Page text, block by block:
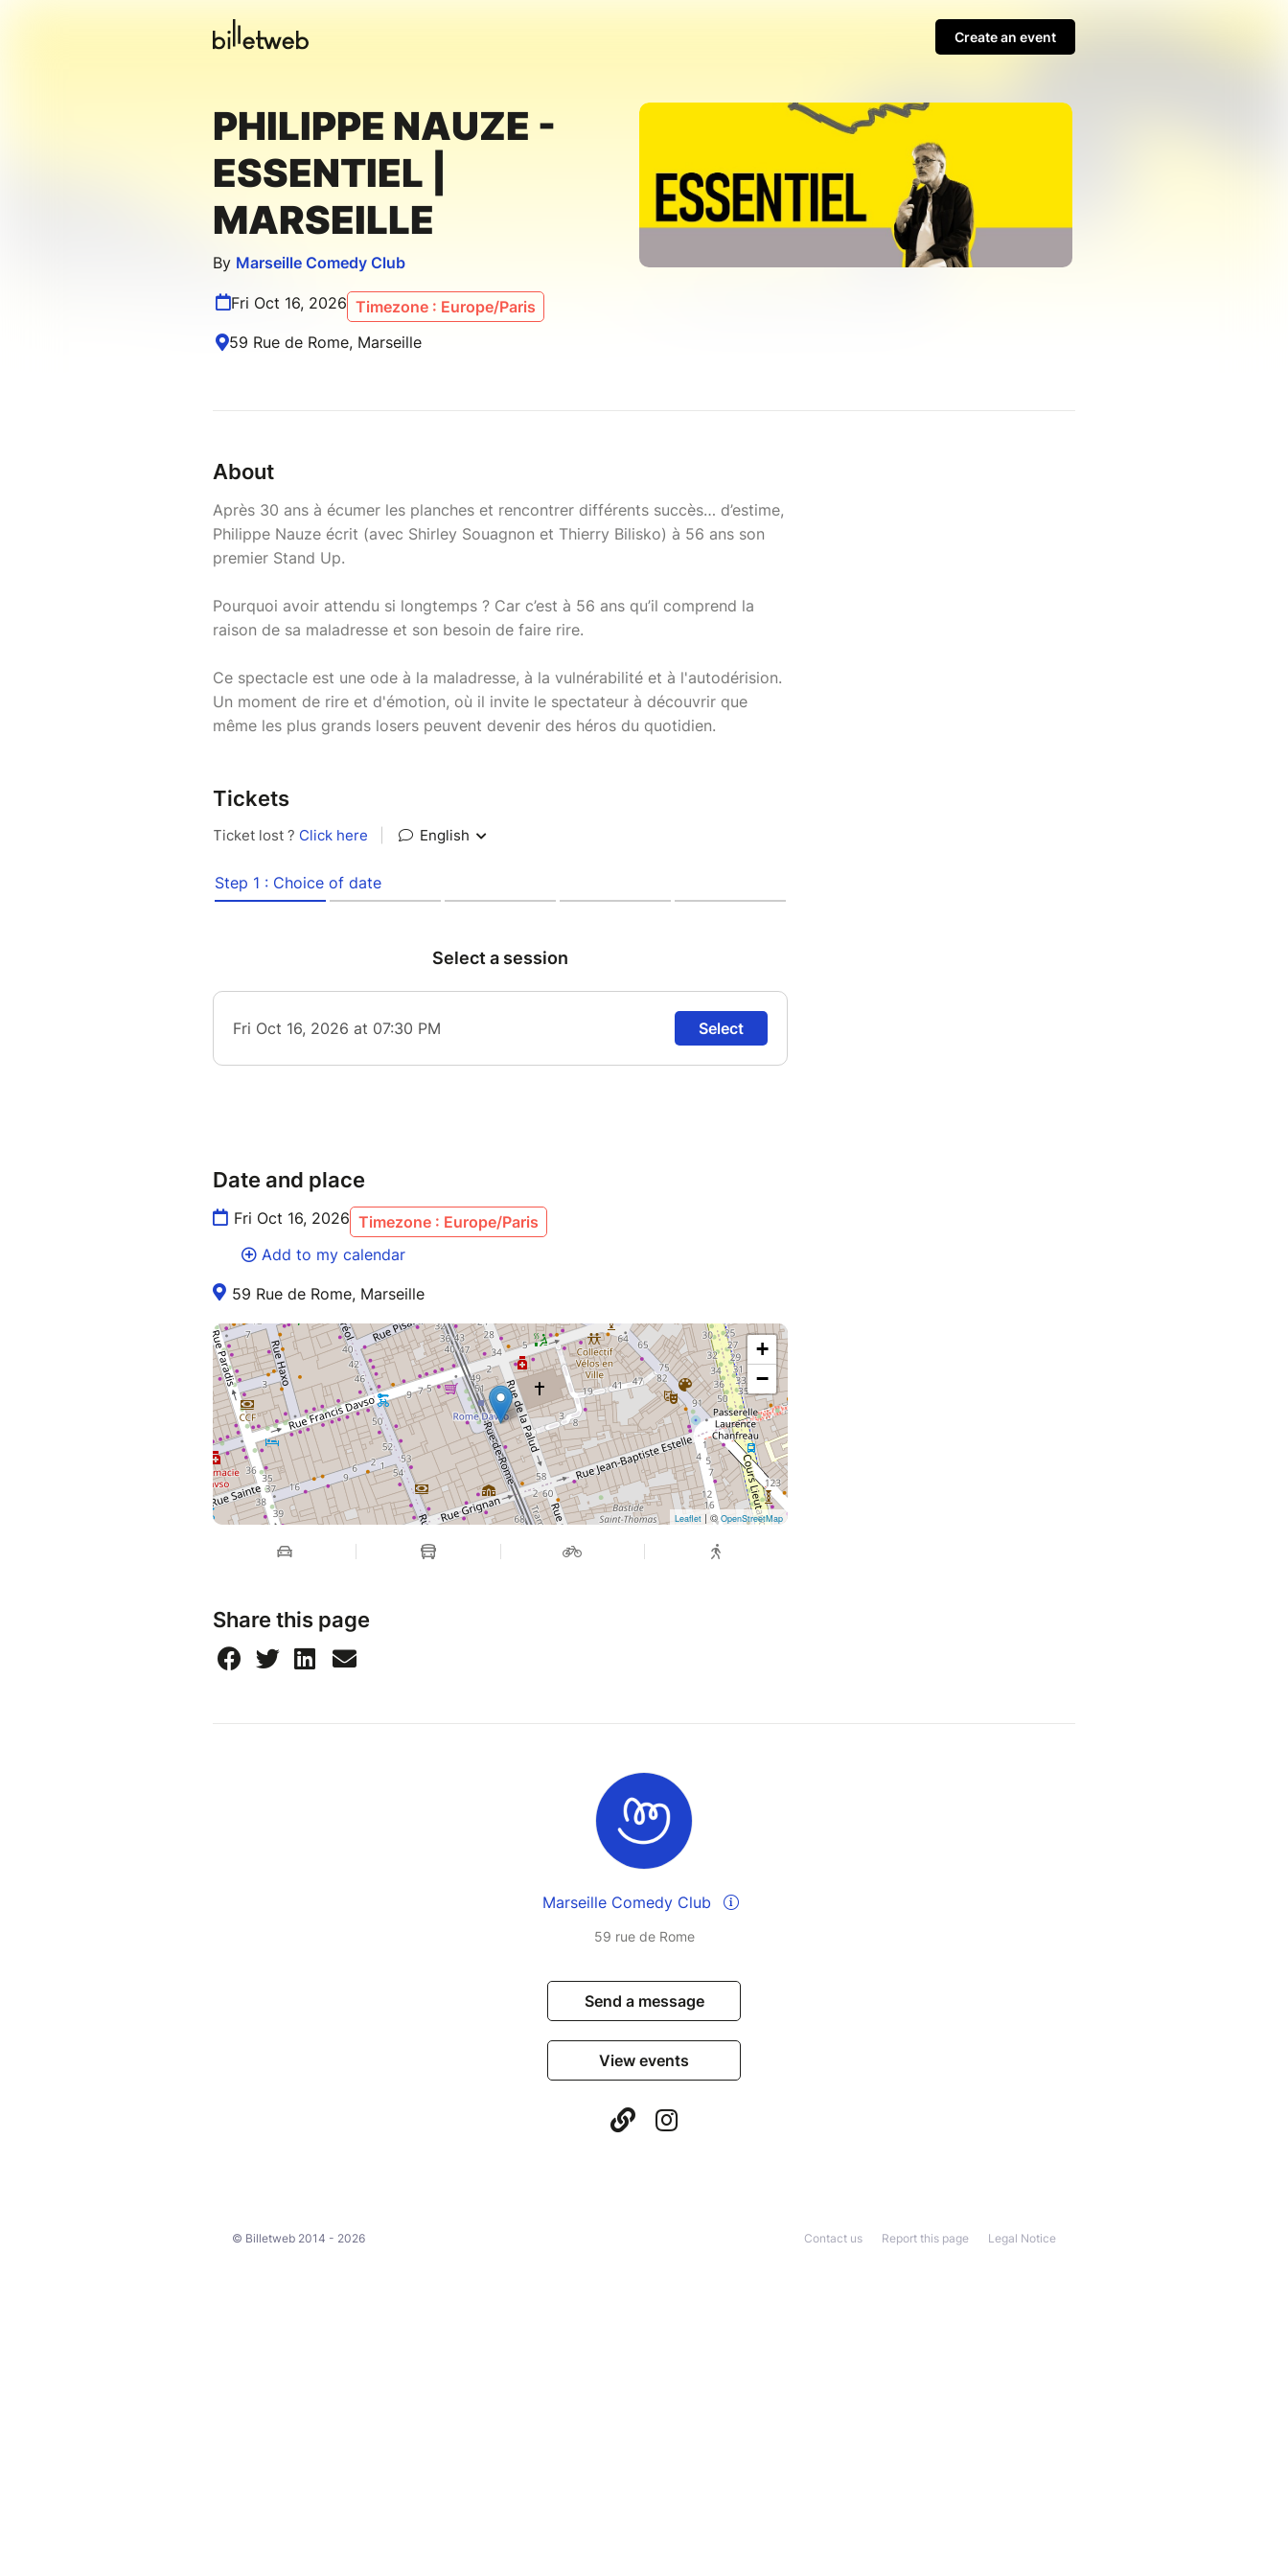
Create an event
PHILIPPE NAUZE -
ESSENTIEL |
MARSEILLE
By Marseille Comedy Club
Fri Oct 16, 2026 Timezone : Europe/Paris
59 Rue de Rome, Marseille
About
Après 30 ans à écumer les planches et rencontrer différents succès… d’estime,
Philippe Nauze écrit (avec Shirley Souagnon et Thierry Bilisko) à 56 ans son
premier Stand Up.
Pourquoi avoir attendu si longtemps ? Car c’est à 56 ans qu’il comprend la
raison de sa maladresse et son besoin de faire rire.
Ce spectacle est une ode à la maladresse, à la vulnérabilité et à l'autodérision.
Un moment de rire et d'émotion, où il invite le spectateur à découvrir que
même les plus grands losers peuvent devenir des héros du quotidien.
Tickets
Date and place
Fri Oct 16, 2026 Timezone : Europe/Paris
Add to my calendar
59 Rue de Rome, Marseille
+
−
Leaflet | ©OpenStreetMap
Share this page
Marseille Comedy Club
59 rue de Rome
Send a message
View events
© Billetweb 2014 - 2026 Legal Notice
Report this page
Contact us